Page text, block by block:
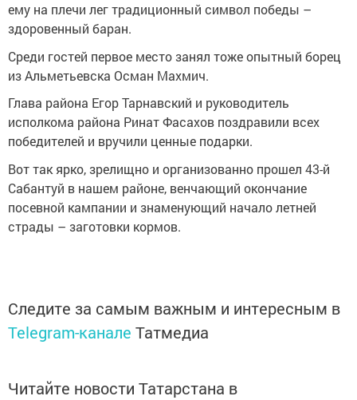
ему на плечи лег традиционный символ победы –
здоровенный баран.
Среди гостей первое место занял тоже опытный борец
из Альметьевска Осман Махмич.
Глава района Егор Тарнавский и руководитель
исполкома района Ринат Фасахов поздравили всех
победителей и вручили ценные подарки.
Вот так ярко, зрелищно и организованно прошел 43-й
Сабантуй в нашем районе, венчающий окончание
посевной кампании и знаменующий начало летней
страды – заготовки кормов.
Следите за самым важным и интересным в
Telegram-канале Татмедиа
Читайте новости Татарстана в